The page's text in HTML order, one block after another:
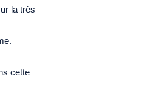
la très
cette